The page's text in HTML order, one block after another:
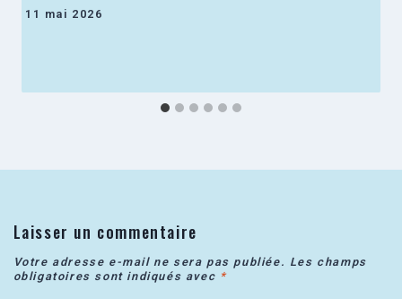
11 mai 2026
Laisser un commentaire
Votre adresse e-mail ne sera pas publiée. Les champs
obligatoires sont indiqués avec *